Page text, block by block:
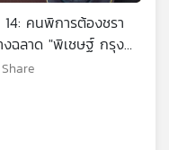
14: คนพิการต้องชรา
ด "พิเชษฐ์ กรุง